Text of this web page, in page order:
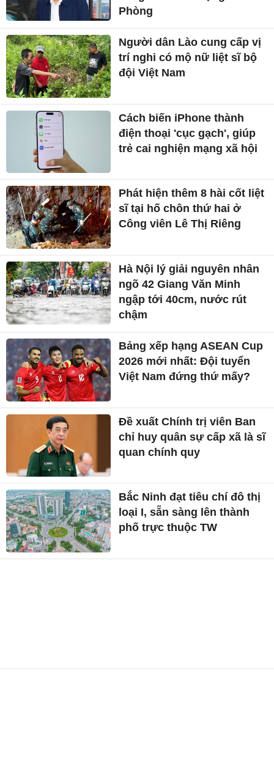
Phòng
Người dân Lào cung cấp vị
trí nghi có mộ nữ liệt sĩ bộ
đội Việt Nam
Cách biến iPhone thành
điện thoại 'cục gạch', giúp
trẻ cai nghiện mạng xã hội
Phát hiện thêm 8 hài cốt liệt
sĩ tại hố chôn thứ hai ở
Công viên Lê Thị Riêng
Hà Nội lý giải nguyên nhân
ngõ 42 Giang Văn Minh
ngập tới 40cm, nước rút
chậm
Bảng xếp hạng ASEAN Cup
2026 mới nhất: Đội tuyển
Việt Nam đứng thứ mấy?
Đề xuất Chính trị viên Ban
chỉ huy quân sự cấp xã là sĩ
quan chính quy
Bắc Ninh đạt tiêu chí đô thị
loại I, sẵn sàng lên thành
phố trực thuộc TW